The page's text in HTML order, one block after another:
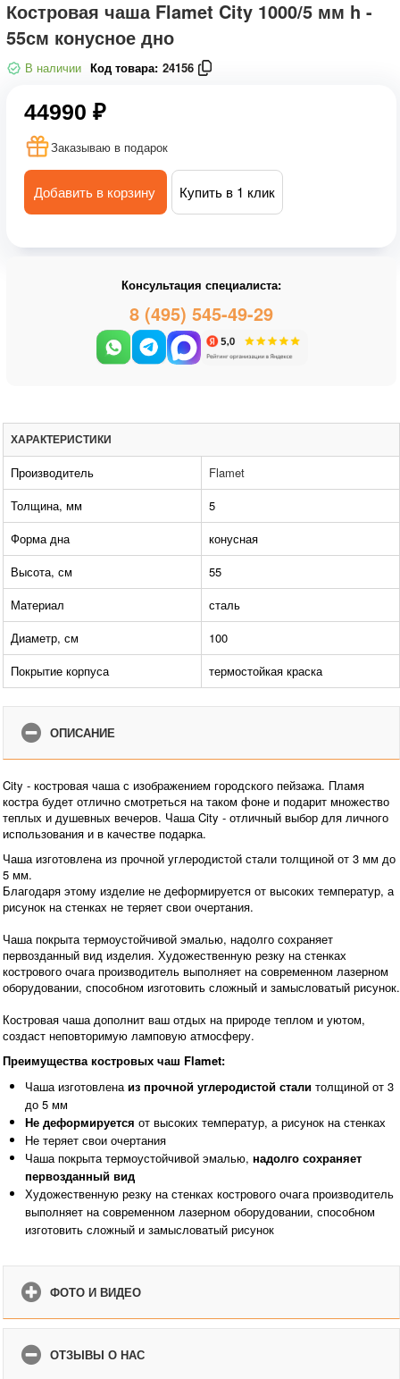
Костровая чаша Flamet City 1000/5 мм h -
55см конусное дно
В наличии Код товара: 24156
44990 ₽
Заказываю в подарок
Добавить в корзину Купить в 1 клик
Консультация специалиста:
8 (495) 545-49-29
ХАРАКТЕРИСТИКИ
Производитель
Flamet
Толщина, мм
5
Форма дна
конусная
Высота, см
55
Материал
сталь
Диаметр, см
100
Покрытие корпуса
термостойкая краска
ОПИСАНИЕ
City - костровая чаша с изображением городского пейзажа. Пламя
костра будет отлично смотреться на таком фоне и подарит множество
теплых и душевных вечеров. Чаша City - отличный выбор для личного
использования и в качестве подарка.
Чаша изготовлена из прочной углеродистой стали толщиной от 3 мм до
5 мм.
Благодаря этому изделие не деформируется от высоких температур, а
рисунок на стенках не теряет свои очертания.
Чаша покрыта термоустойчивой эмалью, надолго сохраняет
первозданный вид изделия. Художественную резку на стенках
кострового очага производитель выполняет на современном лазерном
оборудовании, способном изготовить сложный и замысловатый рисунок.
Костровая чаша дополнит ваш отдых на природе теплом и уютом,
создаст неповторимую ламповую атмосферу.
Преимущества костровых чаш Flamet:
Чаша изготовленаиз прочной углеродистой стали толщиной от 3
до 5 мм
Не деформируется от высоких температур, а рисунок на стенках
Не теряет свои очертания
Чаша покрыта термоустойчивой эмалью, надолго сохраняет
первозданный вид
Художественную резку на стенках кострового очага производитель
выполняет на современном лазерном оборудовании, способном
изготовить сложный и замысловатый рисунок
ФОТО И ВИДЕО
ОТЗЫВЫ О НАС